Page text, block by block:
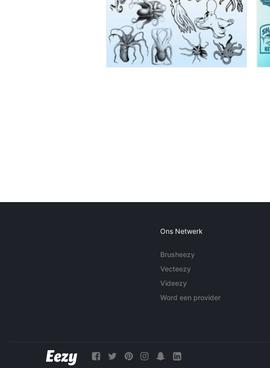
Ons Netwerk
Brusheezy
Vecteezy
Videezy
Word een provider